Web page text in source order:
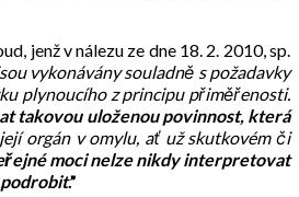
jenž v nálezu ze dne 18. 2. 2010, sp.
vykonávány souladně s požadavky
plynoucího z principu přiměřenosti.
takovou uloženou povinnost, která
orgán v omylu, ať už skutkovém či
moci nelze nikdy interpretovat
.”